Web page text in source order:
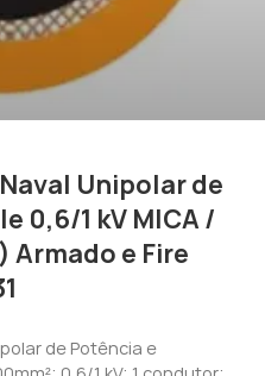
Unipolar de
0,6/1 kV MICA /
Armado e Fire
de Potência e